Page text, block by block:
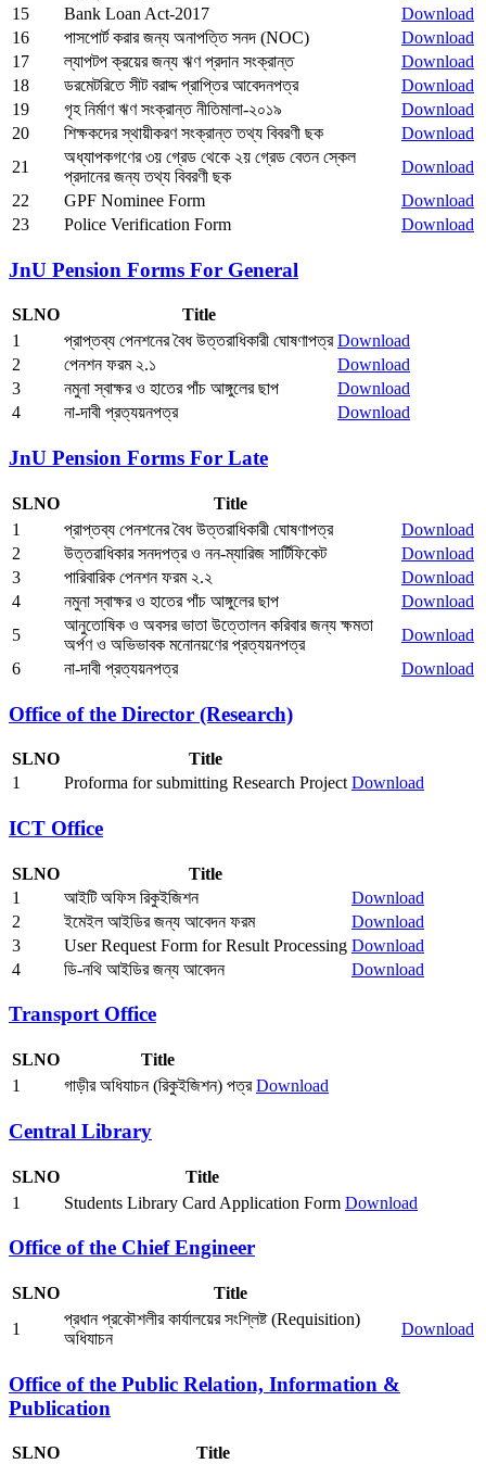
15
Bank Loan Act-2017
Download
16
পাসপোর্ট করার জন্য অনাপত্তি সনদ (NOC)
Download
17
ল্যাপটপ ক্রয়ের জন্য ঋণ প্রদান সংক্রান্ত
Download
18
ডরমেটরিতে সীট বরাদ্দ প্রাপ্তির আবেদনপত্র
Download
19
গৃহ নির্মাণ ঋণ সংক্রান্ত নীতিমালা-২০১৯
Download
20
শিক্ষকদের স্থায়ীকরণ সংক্রান্ত তথ্য বিবরণী ছক
Download
21
অধ্যাপকগণের ৩য় গ্রেড থেকে ২য় গ্রেড বেতন স্কেল
প্রদানের জন্য তথ্য বিবরণী ছক
Download
22
GPF Nominee Form
Download
23
Police Verification Form Download
JnU Pension Forms For General
SLNO
Title
1
প্রাপ্তব্য পেনশনের বৈধ উত্তরাধিকারী ঘোষণাপত্র Download
2
পেনশন ফরম ২.১
Download
3
নমুনা স্বাক্ষর ও হাতের পাঁচ আঙ্গুলের ছাপ
Download
4
না-দাবী প্রত্যয়নপত্র Download
JnU Pension Forms For Late
SLNO
Title
1
প্রাপ্তব্য পেনশনের বৈধ উত্তরাধিকারী ঘোষণাপত্র
Download
2
উত্তরাধিকার সনদপত্র ও নন-ম্যারিজ সার্টিফিকেট
Download
3
পারিবারিক পেনশন ফরম ২.২
Download
4
নমুনা স্বাক্ষর ও হাতের পাঁচ আঙ্গুলের ছাপ
Download
5
আনুতোষিক ও অবসর ভাতা উত্তোলন করিবার জন্য ক্ষমতা
অর্পণ ও অভিভাবক মনোনয়ণের প্রত্যয়নপত্র
Download
6
না-দাবী প্রত্যয়নপত্র Download
Office of the Director (Research)
SLNO
Title
1
Proforma for submitting Research Project Download
ICT Office
SLNO
Title
1
আইটি অফিস রিকুইজিশন
Download
2
ইমেইল আইডির জন্য আবেদন ফরম
Download
3
User Request Form for Result Processing Download
4
ডি-নথি আইডির জন্য আবেদন Download
Transport Office
SLNO
Title
1
গাড়ীর অধিযাচন (রিকুইজিশন) পত্র Download
Central Library
SLNO
Title
1
Students Library Card Application Form Download
Office of the Chief Engineer
SLNO
Title
1
প্রধান প্রকৌশলীর কার্যালয়ের সংশ্লিষ্ট (Requisition)
অধিযাচন
Download
Office of the Public Relation, Information &
Publication
SLNO
Title